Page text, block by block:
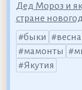
Дед Мороз и
стране
быки
весна
мамонты
Якутия